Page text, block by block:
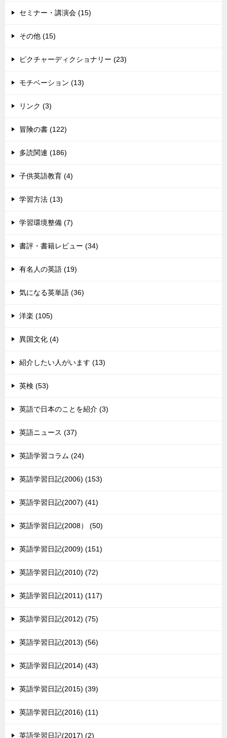
セミナー・講演会 (15)
その他 (15)
ピクチャーディクショナリー (23)
モチベーション (13)
リンク (3)
冒険の書 (122)
多読関連 (186)
子供英語教育 (4)
学習方法 (13)
学習環境整備 (7)
書評・書籍レビュー (34)
有名人の英語 (19)
気になる英単語 (36)
洋楽 (105)
異国文化 (4)
紹介したい人がいます (13)
英検 (53)
英語で日本のことを紹介 (3)
英語ニュース (37)
英語学習コラム (24)
英語学習日記(2006) (153)
英語学習日記(2007) (41)
英語学習日記(2008） (50)
英語学習日記(2009) (151)
英語学習日記(2010) (72)
英語学習日記(2011) (117)
英語学習日記(2012) (75)
英語学習日記(2013) (56)
英語学習日記(2014) (43)
英語学習日記(2015) (39)
英語学習日記(2016) (11)
英語学習日記(2017) (2)